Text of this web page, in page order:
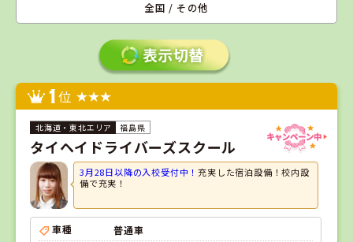
全国 / その他
1位
福島県
タイヘイドライバーズスクール
3月28日以降の入校受付中！充実した宿泊設備！校内設
備で充実！
車種
普通車